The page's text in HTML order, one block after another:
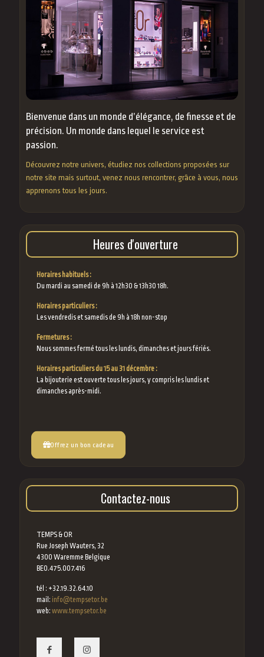
Bienvenue dans un monde d’élégance, de finesse et de
précision. Un monde dans lequel le service est
passion.
Découvrez notre univers, étudiez nos collections proposées sur
notre site mais surtout, venez nous rencontrer, grâce à vous, nous
apprenons tous les jours.
Heures d'ouverture
Horaires habituels :
Du mardi au samedi de 9h à 12h30 & 13h30 18h.
Horaires particuliers :
Les vendredis et samedis de 9h à 18h non-stop
Fermetures :
Nous sommes fermé tous les lundis, dimanches et jours fériés.
Horaires particuliers du 15 au 31 décembre :
La bijouterie est ouverte tous les jours, y compris les lundis et
dimanches après-midi.
Offrez un bon cadeau
Contactez-nous
TEMPS & OR
Rue Joseph Wauters, 32
4300 Waremme Belgique
BE0.475.007.416
tél : +32.19.32.64.10
mail: info@tempsetor.be
web: www.tempsetor.be